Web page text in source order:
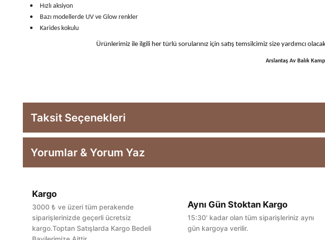
Hızlı aksiyon
Bazı modellerde UV ve Glow renkler
Karides kokulu
Ürünlerimiz ile ilgili her türlü sorularınız için satış temsilcimiz size yardımcı
Arslantaş Av Balık
Taksit Seçenekleri
Yorumlar & Yorum Yaz
Bu ürüne ilk
Kargo
3000 ₺ ve üzeri tüm perakende
siparişlerinizde geçerli ücretsiz
kargo.Toptan Satışlarda Kargo Bedeli
Aynı Gün Stoktan Kargo
15:30' kadar olan tüm siparişleriniz aynı
gün kargoya verilir.